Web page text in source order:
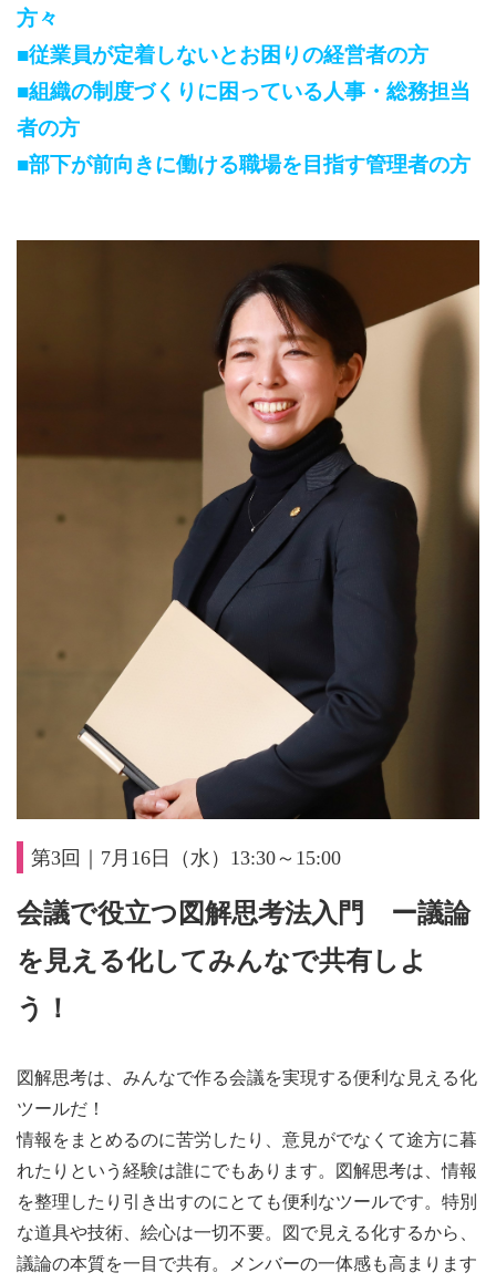
方々
■従業員が定着しないとお困りの経営者の方
■組織の制度づくりに困っている人事・総務担当
者の方
■部下が前向きに働ける職場を目指す管理者の方
第3回｜7月16日（水）13:30～15:00
会議で役立つ図解思考法入門 ー議論
を見える化してみんなで共有しよ
う！
図解思考は、みんなで作る会議を実現する便利な見える化
ツールだ！
情報をまとめるのに苦労したり、意見がでなくて途方に暮
れたりという経験は誰にでもあります。図解思考は、情報
を整理したり引き出すのにとても便利なツールです。特別
な道具や技術、絵心は一切不要。図で見える化するから、
議論の本質を一目で共有。メンバーの一体感も高まります